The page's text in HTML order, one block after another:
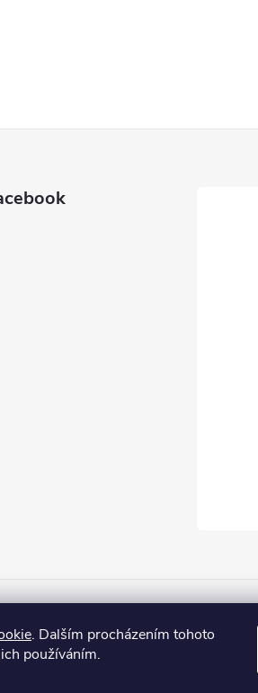
. Dalším procházením tohoto
používáním.